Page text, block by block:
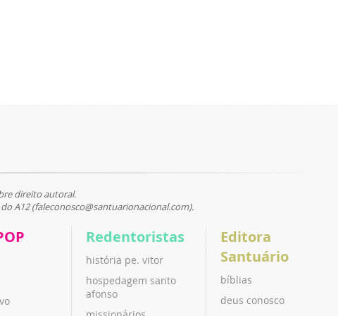
direito autoral.
A12 (faleconosco@santuarionacional.com).
Redentoristas
história pe. vitor
hospedagem santo
afonso
Editora
Santuário
bíblias
deus conosco